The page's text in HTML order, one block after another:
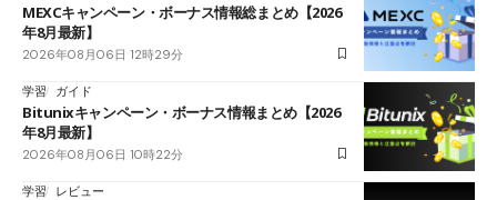
MEXCキャンペーン・ボーナス情報総まとめ【2026
年8月最新】
2026年08月06日 12時29分
学習 ガイド
Bitunixキャンペーン・ボーナス情報まとめ【2026
年8月最新】
2026年08月06日 10時22分
学習 レビュー